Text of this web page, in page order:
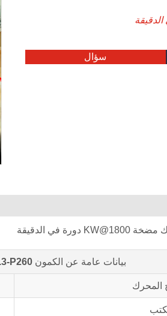
سؤال
بيانات عامة عن الكمون P260
المحرك